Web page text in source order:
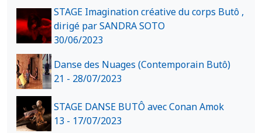
STAGE Imagination créative du corps Butô ,
dirigé par SANDRA SOTO
30/06/2023
Danse des Nuages (Contemporain Butô)
21 - 28/07/2023
STAGE DANSE BUTÔ avec Conan Amok
13 - 17/07/2023